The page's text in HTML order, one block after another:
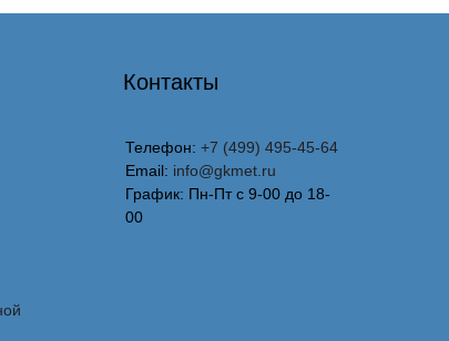
Телефон: +7 (499) 495-45-64
Email: info@gkmet.ru
График: Пн-Пт с 9-00 до 18-
00
Контакты